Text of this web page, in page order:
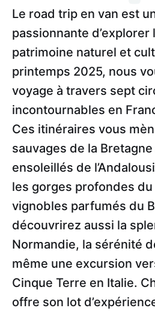
Le road trip en van est
passionnante
patrimoine naturel et
printemps 2025, nous
voyage à travers sept
incontournables en
Ces itinéraires vous
sauvages de la
ensoleillés de
les gorges profondes du
vignobles parfumés du
découvrirez aussi la
Normandie, la sérénité
même une excursion
Cinque Terre en Italie.
offre son lot